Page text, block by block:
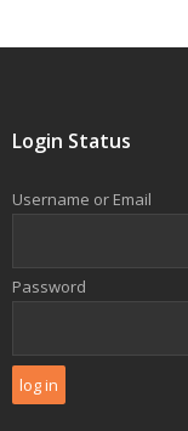
Login Status
Username or Email
Password